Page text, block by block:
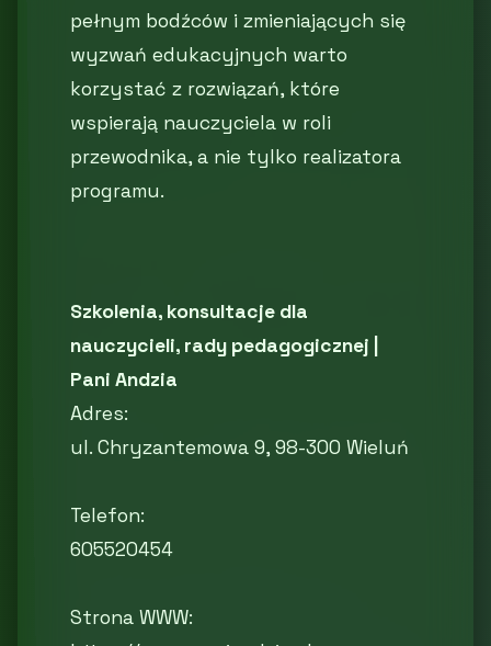
pełnym bodźców i zmieniających się
wyzwań edukacyjnych warto
korzystać z rozwiązań, które
wspierają nauczyciela w roli
przewodnika, a nie tylko realizatora
programu.
Szkolenia, konsultacje dla
nauczycieli, rady pedagogicznej |
Pani Andzia
Adres:
ul. Chryzantemowa 9, 98-300 Wieluń
Telefon:
605520454
Strona WWW: